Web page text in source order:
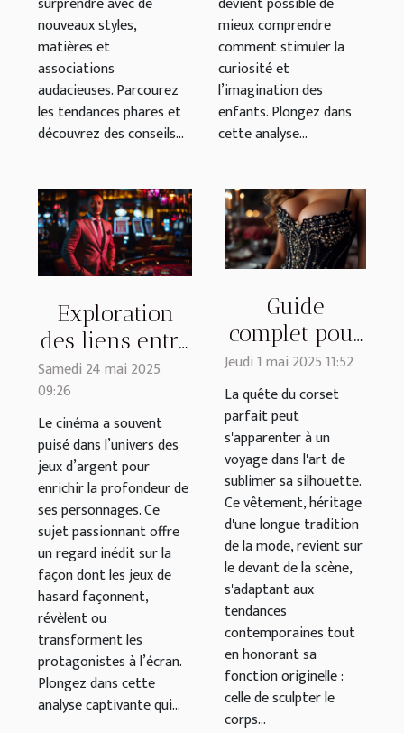
nouveaux styles,
matières et
associations
audacieuses. Parcourez
les tendances phares et
découvrez des conseils...
mieux comprendre
comment stimuler la
curiosité et
l’imagination des
enfants. Plongez dans
cette analyse...
Exploration
des liens entre
jeux d'argent
développement
de
personnages
au cinéma
Samedi 24 mai 2025
09:26
Le cinéma a souvent
puisé dans l’univers des
jeux d’argent pour
enrichir la profondeur de
ses personnages. Ce
sujet passionnant offre
un regard inédit sur la
façon dont les jeux de
hasard façonnent,
révèlent ou
transforment les
protagonistes à l’écran.
Plongez dans cette
analyse captivante qui...
Guide
complet pour
choisir un
corset qui
met en
valeur
Jeudi 1 mai 2025 11:52
La quête du corset
parfait peut
s'apparenter à un
voyage dans l'art de
sublimer sa silhouette.
Ce vêtement, héritage
d'une longue tradition
de la mode, revient sur
le devant de la scène,
s'adaptant aux
tendances
contemporaines tout
en honorant sa
fonction originelle :
celle de sculpter le
corps...